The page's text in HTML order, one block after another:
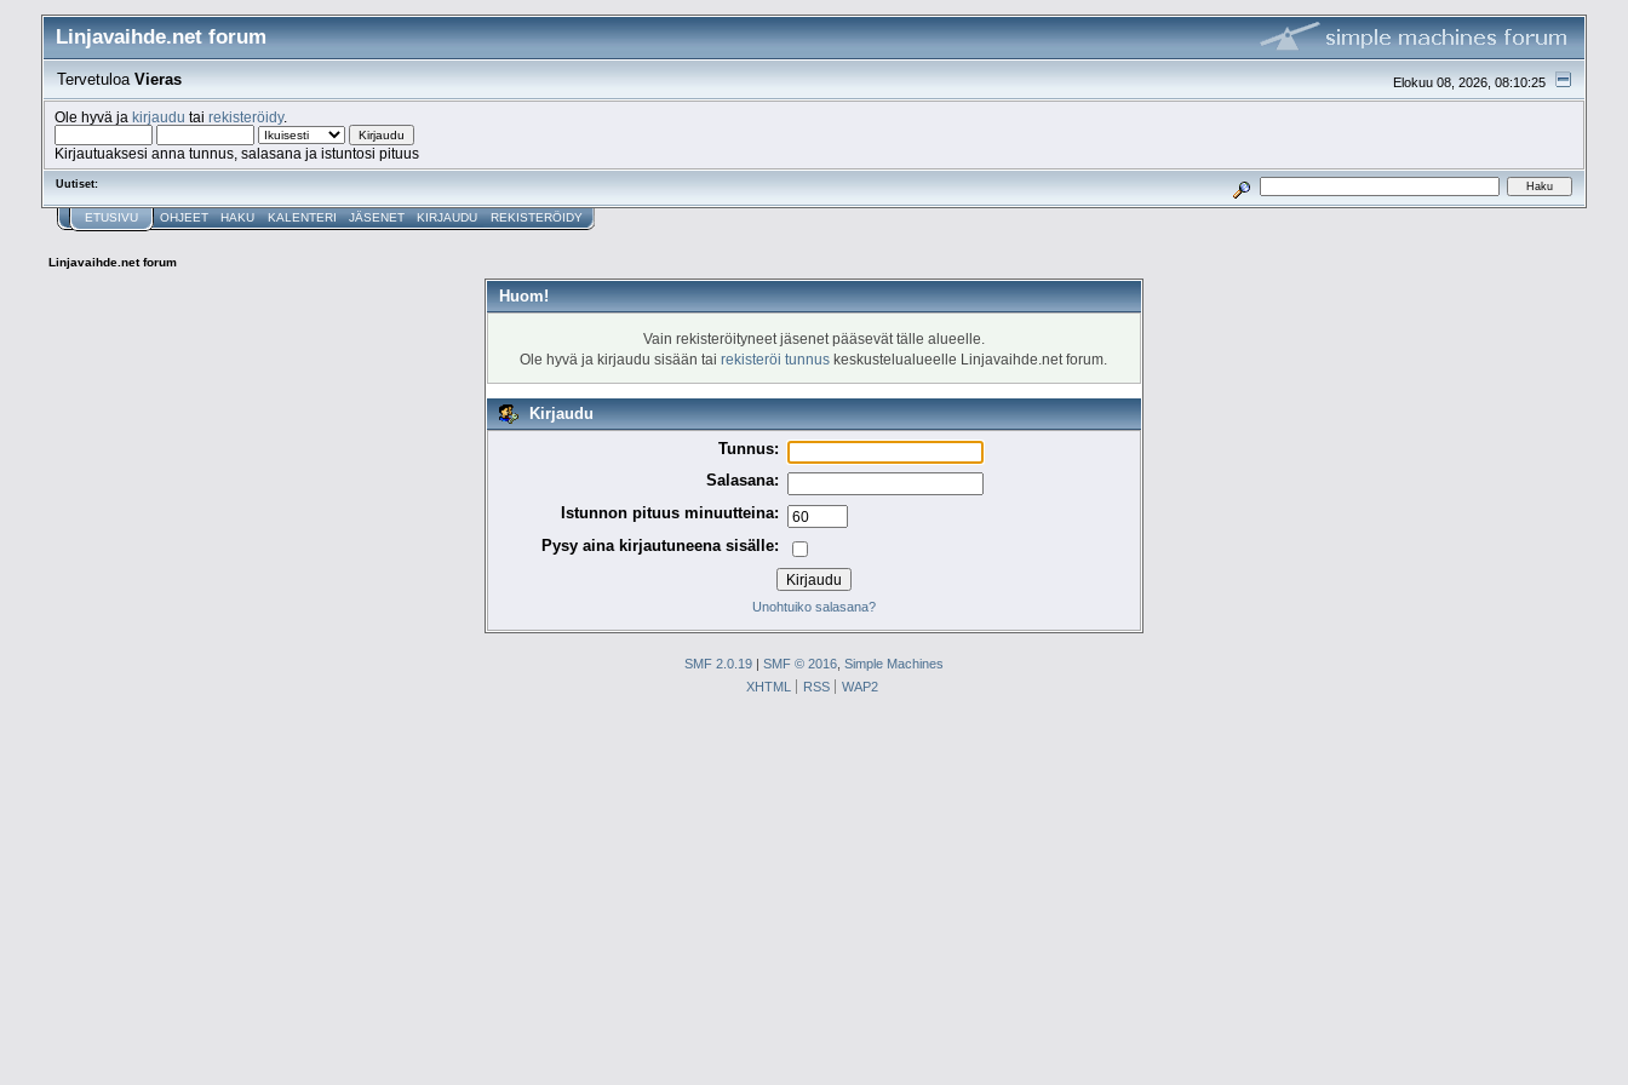
Linjavaihde.net forum
Elokuu 08, 2026, 08:10:25
TervetuloaVieras
Ole hyvä ja kirjaudu tai rekisteröidy.
Kirjautuaksesi anna tunnus, salasana ja istuntosi pituus
Uutiset:
ETUSIVU OHJEET HAKU KALENTERI JÄSENET KIRJAUDU REKISTERÖIDY
Linjavaihde.net forum
Huom!
Vain rekisteröityneet jäsenet pääsevät tälle alueelle.
Ole hyvä ja kirjaudu sisään tairekisteröi tunnus keskustelualueelle Linjavaihde.net forum.
Kirjaudu
Tunnus:
Salasana:
Istunnon pituus minuutteina:
Pysy aina kirjautuneena sisälle:
Unohtuiko salasana?
SMF 2.0.19| SMF © 2016, Simple Machines
XHTML
RSS WAP2